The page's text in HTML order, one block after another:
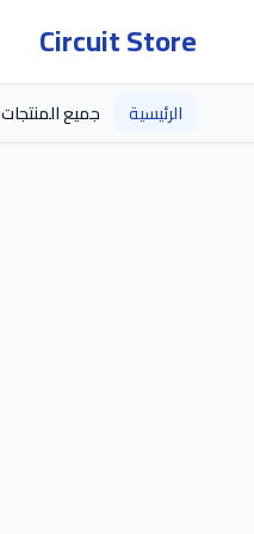
Circuit Store
الرئيسية جميع المنتجات